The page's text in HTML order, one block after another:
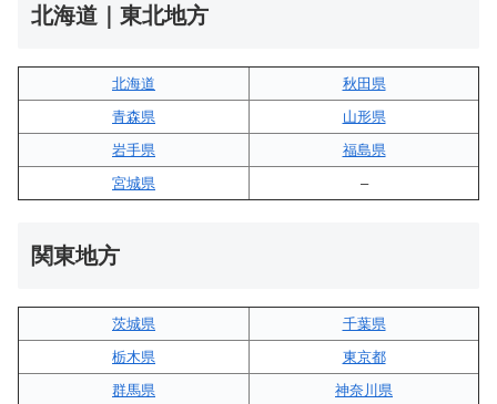
北海道｜東北地方
北海道
秋田県
青森県
山形県
岩手県
福島県
宮城県
–
関東地方
茨城県
千葉県
栃木県
東京都
群馬県
神奈川県